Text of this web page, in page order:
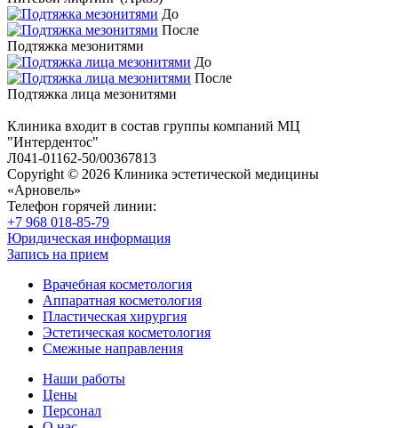
До
После
Подтяжка мезонитями
До
После
Подтяжка лица мезонитями
Клиника входит в состав группы компаний МЦ
"Интердентос"
Л041-01162-50/00367813
Copyright © 2026 Клиника эстетической медицины
«Арновель»
Телефон горячей линии:
+7 968 018-85-79
Юридическая информация
Запись на прием
Врачебная косметология
Аппаратная косметология
Пластическая хирургия
Эстетическая косметология
Смежные направления
Наши работы
Цены
Персонал